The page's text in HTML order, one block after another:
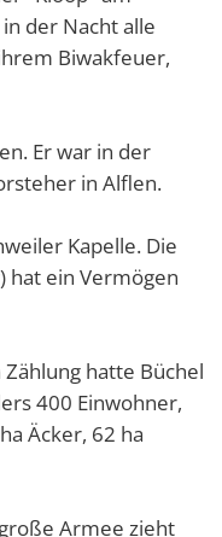
der Nacht alle
Biwakfeuer,
Er war in der
in Alflen.
Kapelle. Die
hat ein Vermögen
hatte Büchel
400 Einwohner,
Äcker, 62 ha
Armee zieht